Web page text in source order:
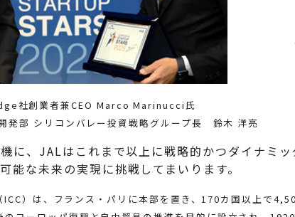
社創業者兼CEO Marco Marinucci氏
発部 シリコンバレー投資戦略グループ長 鈴木 洋亮
に、JALはこれまで以上に戦略的かつダイナミ
能な未来の実現に挑戦してまいります。
）は、フランス・パリに本部を置き、170カ国以上で